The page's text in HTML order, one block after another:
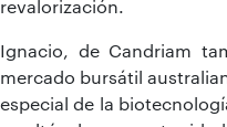
revalorización.
Ignacio, de Candriam
mercado bursátil
especial de la